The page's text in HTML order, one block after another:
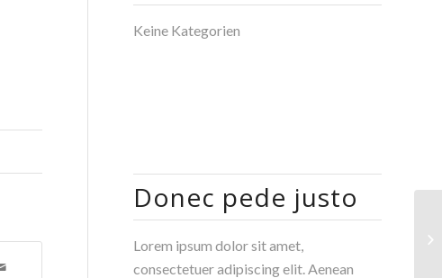
Keine Kategorien
Donec pede justo
Lorem ipsum dolor sit amet,
consectetuer adipiscing elit. Aenean